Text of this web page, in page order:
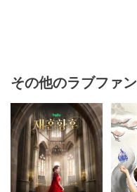
その他のラブファ